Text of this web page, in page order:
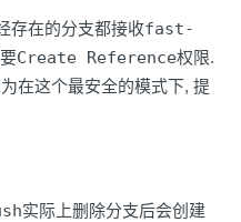
存在的分支都接收fast-
Create Reference权限.
在这个最安全的模式下, 提
实际上删除分支后会创建